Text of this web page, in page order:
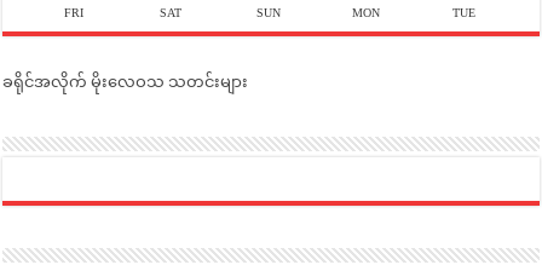
FRI SAT SUN MON TUE
ခရိုင်အလိုက် မိုးလေဝသ သတင်းများ